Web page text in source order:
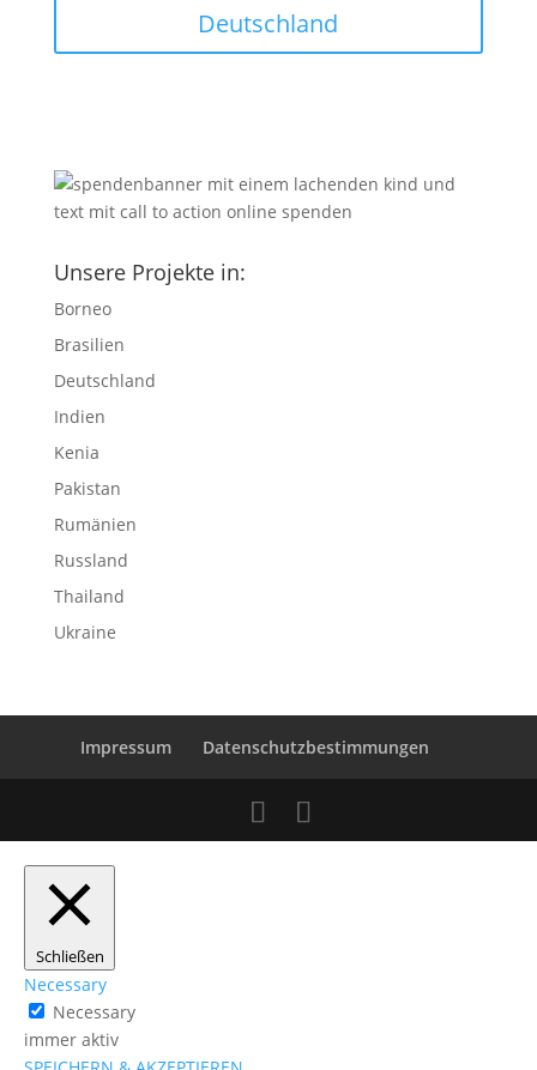
Deutschland
Unsere Projekte in:
Borneo
Brasilien
Deutschland
Indien
Kenia
Pakistan
Rumänien
Russland
Thailand
Ukraine
Impressum Datenschutzbestimmungen
Schließen
Necessary
Necessary
immer aktiv